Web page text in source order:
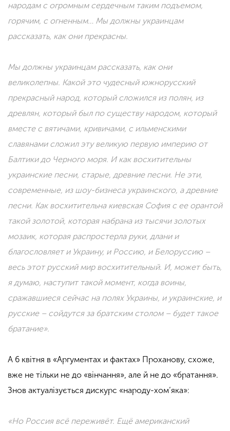
народам с огромным сердечным таким подъемом,
горячим, с огненным… Мы должны украинцам
рассказать, как они прекрасны.
Мы должны украинцам рассказать, как они
великолепны. Какой это чудесный южнорусский
прекрасный народ, который сложился из полян, из
древлян, который был по существу народом, который
вместе с вятичами, кривичами, с ильменскими
славянами сложил эту великую первую империю от
Балтики до Черного моря. И как восхитительны
украинские песни, старые, древние песни. Не эти,
современные, из шоу-бизнеса украинского, а древние
песни. Как восхитительна киевская София с ее орантой
такой золотой, которая набрана из тысячи золотых
мозаик, которая распростерла руки, длани и
благословляет и Украину, и Россию, и Белоруссию –
весь этот русский мир восхитительный. И, может быть,
я думаю, наступит такой момент, когда воины,
сражавшиеся сейчас на полях Украины, и украинские, и
русские – сойдутся за братским столом – будет такое
братание».
А 6 квітня в «Аргументах и фактах» Проханову, схоже,
вже не тільки не до «вінчання», але й не до «братання».
Знов актуалізується дискурс «народу-хом’яка»:
«Но Россия всё переживёт. Ещё американский